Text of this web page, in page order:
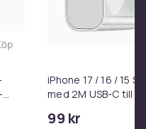
The Netherlands
till iPhone Laddare
iPhone 17 / 16 / 15
med 2M USB-C till
99 kr